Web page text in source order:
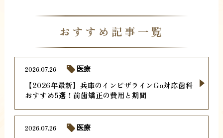
おすすめ記事一覧
【2026年最新】兵庫のインビザラインGo対応歯科
おすすめ5選！前歯矯正の費用と期間
2026.07.26 医療
2026.07.26 医療